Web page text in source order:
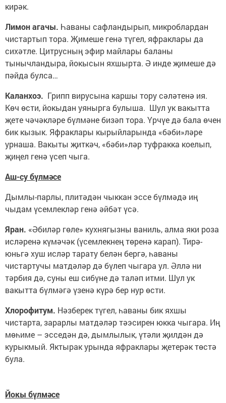
кирәк.
Лимон агачы. Һаваны сафландырып, микроблардан
чистартып тора. Җимеше генә түгел, яфраклары да
сихәтле. Цитрусның эфир майлары баланы
тынычландыра, йокысын яхшырта. Ә инде җимеше дә
пәйда булса…
Каланхоэ. Грипп вирусына каршы тору сәләтенә ия.
Көч өсти, йокыдан уянырга булыша. Шул ук вакытта
җете чәчәкләре бүлмәне бизәп тора. Үрчүе дә бала өчен
бик кызык. Яфраклары кырыйларында «бәби»ләре
урнаша. Вакыты җиткәч, «бәби»ләр туфракка коелып,
җиңел генә үсеп чыга.
Аш-су бүлмәсе
Дымлы-парлы, плитәдән чыккан эссе бүлмәдә иң
чыдам үсемлекләр генә әйбәт үсә.
Яран. «Әбиләр гөле» кухнягызны ваниль, алма яки роза
исләренә күмәчәк (үсемлекнең төренә карап). Тирә-
юньгә хуш исләр тарату белән бергә, һаваны
чистартучы матдәләр дә бүлеп чыгара ул. Әллә ни
тәрбия дә, суны еш сибүне дә таләп итми. Шул ук
вакытта бүлмәгә үзенә күрә бер нур өсти.
Хлорофитум. Нәзберек түгел, һаваны бик яхшы
чистарта, зарарлы матдәләр тәэсирен юкка чыгара. Иң
мөһиме – эсседән дә, дымлылык, үтәли җилдән дә
курыкмый. Яктырак урында яфраклары җетерәк төстә
була.
Йокы бүлмәсе